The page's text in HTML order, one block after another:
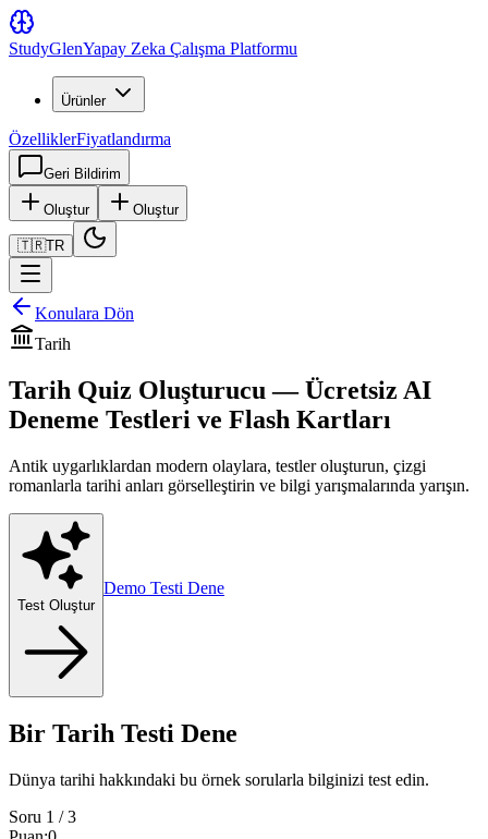
StudyGlenYapay Zeka Çalışma Platformu
Ürünler
ÖzelliklerFiyatlandırma
Geri Bildirim
Oluştur Oluştur
🇹🇷TR
Konulara Dön
Tarih
Tarih Quiz Oluşturucu — Ücretsiz AI
Deneme Testleri ve Flash Kartları
Antik uygarlıklardan modern olaylara, testler oluşturun, çizgi
romanlarla tarihi anları görselleştirin ve bilgi yarışmalarında yarışın.
Test Oluştur
Demo Testi Dene
Bir Tarih Testi Dene
Dünya tarihi hakkındaki bu örnek sorularla bilginizi test edin.
Soru 1 /3